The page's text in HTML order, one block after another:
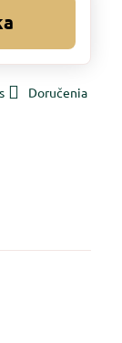
Doručenia